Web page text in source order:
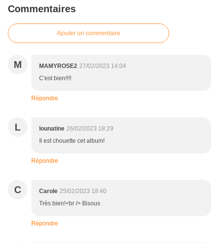
Commentaires
Ajouter un commentaire
M MAMYROSE2 27/02/2023 14:04
C'est bien!!!!
Répondre
L lounatine 26/02/2023 18:29
Il est chouette cet album!
Répondre
C Carole 25/02/2023 18:40
Très bien!<br /> Bisous
Répondre